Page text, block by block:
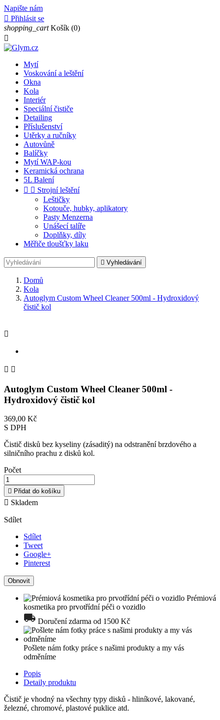
Napište nám
 Přihlásit se
shopping_cart Košík (0)

Mytí
Voskování a leštění
Okna
Kola
Interiér
Speciální čističe
Detailing
Příslušenství
Utěrky a ručníky
Autovůně
Balíčky
Mytí WAP-kou
Keramická ochrana
5L Balení
  Strojní leštění
Leštičky
Kotouče, hubky, aplikatory
Pasty Menzerna
Unášecí talíře
Doplňky, díly
Měřiče tloušťky laku
 Vyhledávání
Domů
Kola
Autoglym Custom Wheel Cleaner 500ml - Hydroxidový
čistič kol

 
Autoglym Custom Wheel Cleaner 500ml -
Hydroxidový čistič kol
369,00 Kč
S DPH
Čistič disků bez kyseliny (zásaditý) na odstranění brzdového a
silničního prachu z disků kol.
Počet
 Přidat do košíku
 Skladem
Sdílet
Sdílet
Tweet
Google+
Pinterest
Prémiová
kosmetika pro prvotřídní péči o vozidlo
Doručení zdarma od 1500 Kč
Pošlete nám fotky práce s našimi produkty a my vás
odměníme
Popis
Detaily produktu
Čistič je vhodný na všechny typy disků - hliníkové, lakované,
železné, chromové, plastové puklice atd.